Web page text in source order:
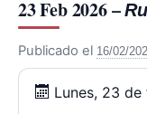
23 Feb 2026 –
Publicado el 16/02/
Lunes, 23